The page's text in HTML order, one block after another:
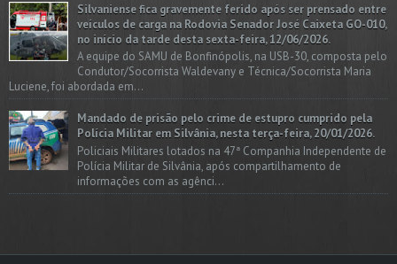
Silvaniense fica gravemente ferido após ser prensado entre
veículos de carga na Rodovia Senador José Caixeta GO-010,
no início da tarde desta sexta-feira, 12/06/2026.
A equipe do SAMU de Bonfinópolis, na USB-30, composta pelo
Condutor/Socorrista Waldevany e Técnica/Socorrista Maria
Luciene, foi abordada em...
Mandado de prisão pelo crime de estupro cumprido pela
Polícia Militar em Silvânia, nesta terça-feira, 20/01/2026.
Policiais Militares lotados na 47ª Companhia Independente de
Polícia Militar de Silvânia, após compartilhamento de
informações com as agênci...